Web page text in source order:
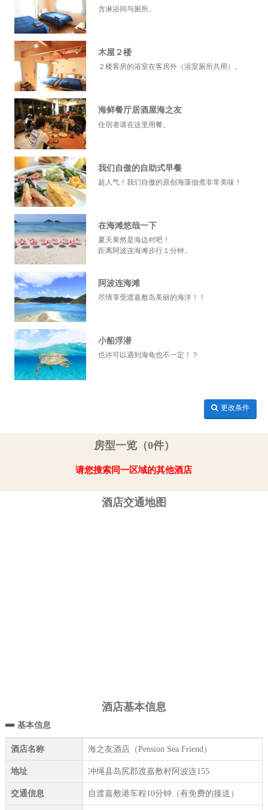
含淋浴间与厕所。
木屋２楼
２楼客房的浴室在客房外（浴室厕所共用）。
海鲜餐厅居酒屋海之友
住宿者请在这里用餐。
我们自傲的自助式早餐
超人气！我们自傲的原创海藻佃煮非常美味！
在海滩悠哉一下
夏天果然是海边对吧！
距离阿波连海滩步行１分钟。
阿波连海滩
尽情享受渡嘉敷岛美丽的海洋！！
小船浮潜
也许可以遇到海龟也不一定！？
更改条件
房型一览（0件）
请您搜索同一区域的其他酒店
酒店交通地图
酒店基本信息
基本信息
酒店名称 海之友酒店（Pension Sea Friend）
地址 冲绳县岛尻郡渡嘉敷村阿波连155
交通信息 自渡嘉敷港车程10分钟（有免费的接送）